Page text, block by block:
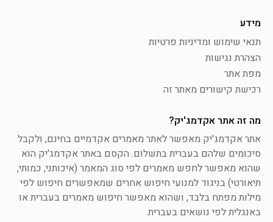
מידע
תנאי שימוש ומדיניות פרטיות
הצהרת נגישות
מפת אתר
רכישת קישורים מאתר זה
מה זה אתר אקדמג'יק?
אתר אקדמג'יק מאפשר לאתר מאמרים אקדמיים בחינם, ולקבל
סיכומים שלהם בעברית בתשלום. הקסם באתר אקדמג'יק הוא
שהוא מאפשר לחפש מאמרים לפי סוג המאמר (איכותני, כמותי,
תיאורטי) בניגוד למנועי חיפוש אחרים שמאפשרים חיפוש לפי
מילות מפתח בלבד, ושהוא מאפשר חיפוש מאמרים בעברית או
באנגלית לפי נושאים בעברית.